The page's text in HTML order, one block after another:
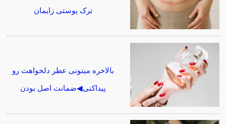
ترک پوستی زایمان
بالاخره میتونی عطر دلخواهت رو
پیداکنی◀ضمانت اصل بودن